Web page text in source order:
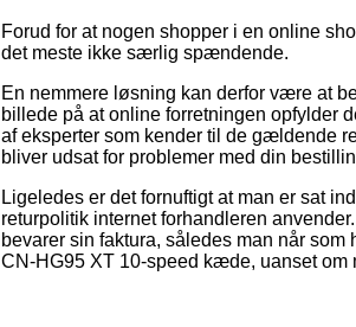
Forud for at nogen shopper i en online
det meste ikke særlig spændende.
En nemmere løsning kan derfor være at
billede på at online forretningen opfylder
af eksperter som kender til de gældende
bliver udsat for problemer med din
Ligeledes er det fornuftigt at man er sat
returpolitik internet forhandleren
bevarer sin faktura, således man når
CN-HG95 XT 10-speed kæde, uanset om